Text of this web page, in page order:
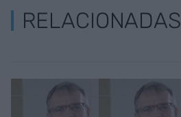
RELACIONADAS